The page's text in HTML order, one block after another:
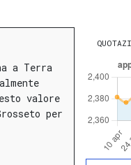
a Terra
valore
per